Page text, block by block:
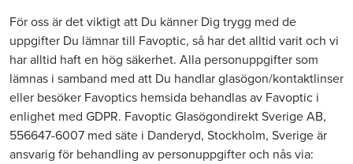
För oss är det viktigt att Du känner Dig trygg med de
uppgifter Du lämnar till Favoptic, så har det alltid varit och vi
har alltid haft en hög säkerhet. Alla personuppgifter som
lämnas i samband med att Du handlar glasögon/kontaktlinser
eller besöker Favoptics hemsida behandlas av Favoptic i
enlighet med GDPR. Favoptic Glasögondirekt Sverige AB,
556647-6007 med säte i Danderyd, Stockholm, Sverige är
ansvarig för behandling av personuppgifter och nås via: